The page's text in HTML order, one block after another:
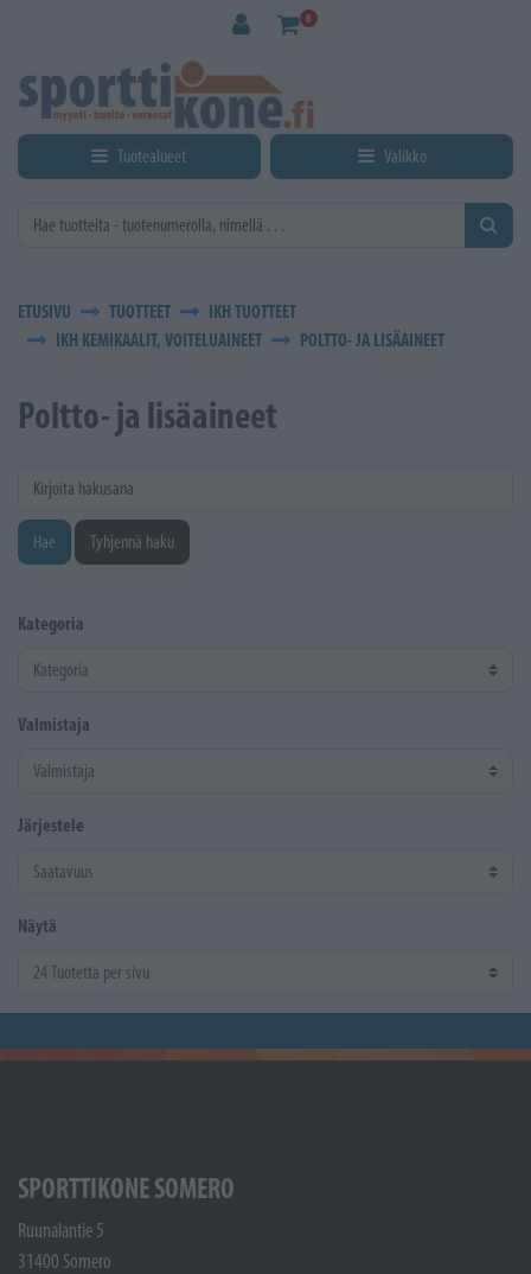
0
Tuotealueet Valikko
ETUSIVU TUOTTEET
IKH TUOTTEET
IKH KEMIKAALIT, VOITELUAINEET
POLTTO- JA LISÄAINEET
Poltto- ja lisäaineet
Kirjoita hakusana
Hae Tyhjennä haku
Kategoria
Valmistaja
Järjestele
Näytä
SPORTTIKONE SOMERO
Ruunalantie 5
31400 Somero